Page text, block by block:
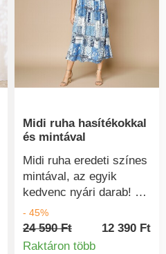
Midi ruha hasítékokkal
és mintával
Midi ruha eredeti színes
mintával, az egyik
kedvenc nyári darab! V-
nyakú. Rövid ujjú,
gombos mintás midi
ruha. Rövid ujjú. Ejtett
- 45%
24 590 Ft
12 390 Ft
Raktáron több